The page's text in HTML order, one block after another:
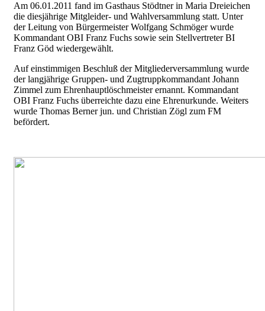
Am 06.01.2011 fand im Gasthaus Stödtner in Maria Dreieichen
die diesjährige Mitgleider- und Wahlversammlung statt. Unter
der Leitung von Bürgermeister Wolfgang Schmöger wurde
Kommandant OBI Franz Fuchs sowie sein Stellvertreter BI
Franz Göd wiedergewählt.
Auf einstimmigen Beschluß der Mitgliederversammlung wurde
der langjährige Gruppen- und Zugtruppkommandant Johann
Zimmel zum Ehrenhauptlöschmeister ernannt. Kommandant
OBI Franz Fuchs überreichte dazu eine Ehrenurkunde. Weiters
wurde Thomas Berner jun. und Christian Zögl zum FM
befördert.